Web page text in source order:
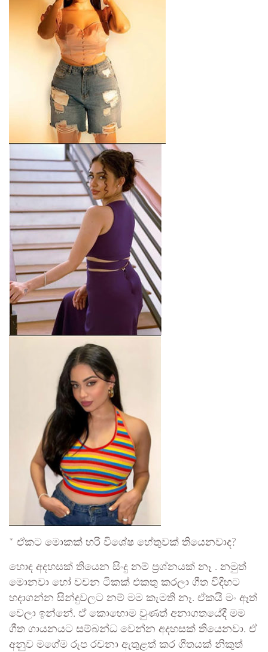
* ඒකට මොකක් හරි විශේෂ හේතුවක් තියෙනවාද?
හොඳ අදහසක් තියෙන සිංදු නම් ප්‍රශ්නයක් නෑ . නමුත්
මොනවා හෝ වචන ටිකක් එකතු කරලා ගීත විදිහට
හදාගන්න සින්දුවලට නම් මම කැමති නෑ. ඒකයි මං ඈත්
වෙලා ඉන්නේ. ඒ කොහොම වුණත් අනාගතයේදී මම
ගීත ගායනයට සම්බන්ධ වෙන්න අදහසක් තියෙනවා. ඒ
අනුව මගේම රූප රචනා ඇතුළත් කර ගීතයක් නිකුත්